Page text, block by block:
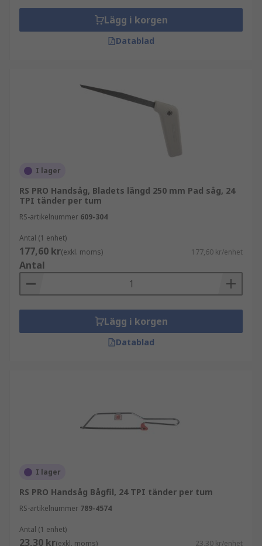
Lägg i korgen
Datablad
I lager
RS PRO Handsåg, Bladets längd 250 mm Pad såg, 24
TPI tänder per tum
RS-artikelnummer 609-304
Antal (1 enhet)
177,60 kr(exkl. moms) 177,60 kr/enhet
Antal
Lägg i korgen
Datablad
I lager
RS PRO Handsåg Bågfil, 24 TPI tänder per tum
RS-artikelnummer 789-4574
Antal (1 enhet)
23,30 kr(exkl. moms) 23,30 kr/enhet